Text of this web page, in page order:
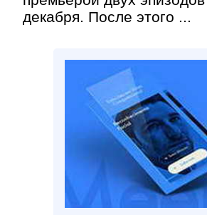
декабря. После этого ...